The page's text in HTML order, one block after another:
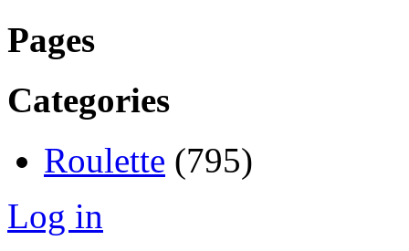
Pages
Categories
Roulette (795)
Log in